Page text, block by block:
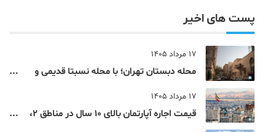
پست های اخیر
17 مرداد 1405
محله دبستان تهران؛ با محله نسبتا قدیمی و
17 مرداد 1405
قیمت اجاره آپارتمان بالای 10 سال در مناطق 2،